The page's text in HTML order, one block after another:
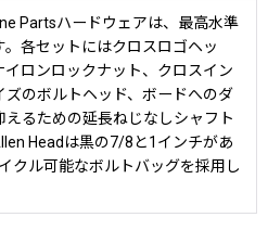
Partsハードウェアは、最高水準
。各セットにはクロスロゴヘッ
イロンロックナット、クロスイン
ズのボルトヘッド、ボードへのダ
えるための延長ねじなしシャフト
Headは黒の7/8と1インチがあ
クル可能なボルトバッグを採用し